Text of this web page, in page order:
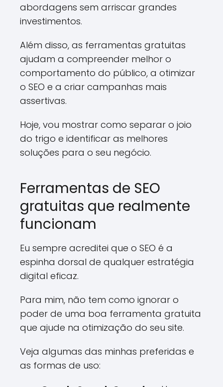
abordagens sem arriscar grandes
investimentos.
Além disso, as ferramentas gratuitas
ajudam a compreender melhor o
comportamento do público, a otimizar
o SEO e a criar campanhas mais
assertivas.
Hoje, vou mostrar como separar o joio
do trigo e identificar as melhores
soluções para o seu negócio.
Ferramentas de SEO
gratuitas que realmente
funcionam
Eu sempre acreditei que o SEO é a
espinha dorsal de qualquer estratégia
digital eficaz.
Para mim, não tem como ignorar o
poder de uma boa ferramenta gratuita
que ajude na otimização do seu site.
Veja algumas das minhas preferidas e
as formas de uso: